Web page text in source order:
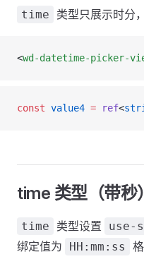
time 类型只展示时分
<wd-datetime-picker-
const value4 = ref<
time 类型（带秒）
time 类型设置 use-
绑定值为
HH:mm:ss 格